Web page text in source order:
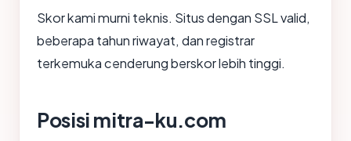
Skor kami murni teknis. Situs dengan SSL valid,
beberapa tahun riwayat, dan registrar
terkemuka cenderung berskor lebih tinggi.
Posisi mitra-ku.com